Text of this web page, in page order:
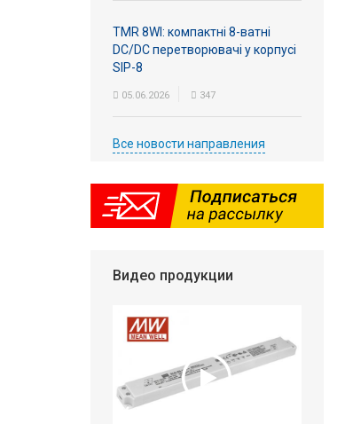
TMR 8WI: компактні 8-ватні
DC/DC перетворювачі у корпусі
SIP-8
05.06.2026 347
Все новости направления
Видео продукции